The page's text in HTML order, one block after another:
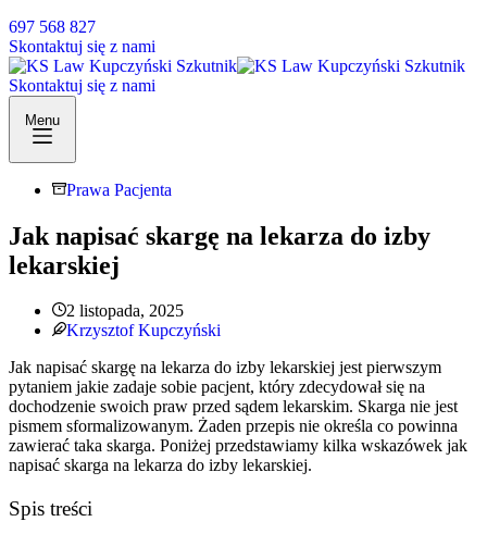
697 568 827
Skontaktuj się z nami
Skontaktuj się z nami
Menu
Prawa Pacjenta
Jak napisać skargę na lekarza do izby
lekarskiej
2 listopada, 2025
Krzysztof Kupczyński
Jak napisać skargę na lekarza do izby lekarskiej jest pierwszym
pytaniem jakie zadaje sobie pacjent, który zdecydował się na
dochodzenie swoich praw przed sądem lekarskim. Skarga nie jest
pismem sformalizowanym. Żaden przepis nie określa co powinna
zawierać taka skarga. Poniżej przedstawiamy kilka wskazówek jak
napisać skarga na lekarza do izby lekarskiej.
Spis treści